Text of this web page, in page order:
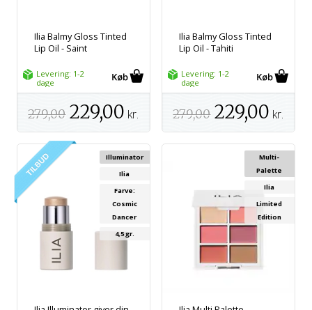
Ilia Balmy Gloss Tinted
Lip Oil - Saint
Levering: 1-2
dage
279,00 229,00 kr.
Ilia Balmy Gloss Tinted
Lip Oil - Tahiti
Levering: 1-2
dage
279,00 229,00 kr.
Illuminator
Ilia
Farve:
Cosmic
Dancer
4,5 gr.
Multi-
Palette
Ilia
Limited
Edition